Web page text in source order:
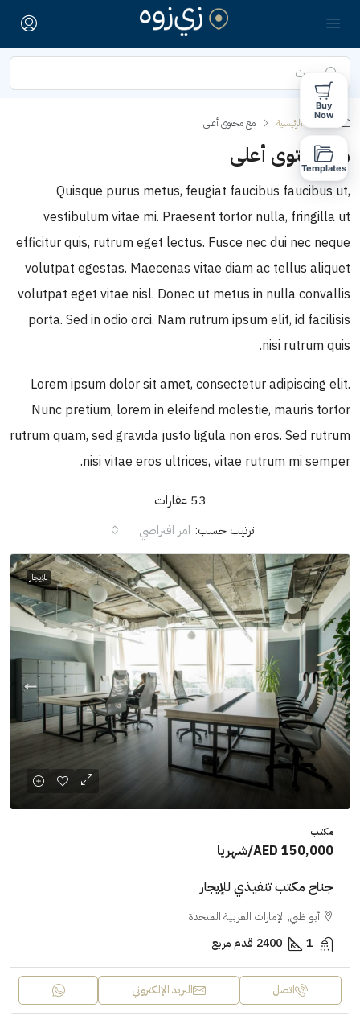
الصفحة الرئيسية مع محتوى أعلى
مع محتوى أعلى
Quisque purus metus, feugiat faucibus faucibus ut,
vestibulum vitae mi. Praesent tortor nulla, fringilla ut
efficitur quis, rutrum eget lectus. Fusce nec dui nec neque
volutpat egestas. Maecenas vitae diam ac tellus aliquet
volutpat eget vitae nisl. Donec ut metus in nulla convallis
porta. Sed in odio orci. Nam rutrum ipsum elit, id facilisis
nisi rutrum quis.
Lorem ipsum dolor sit amet, consectetur adipiscing elit.
Nunc pretium, lorem in eleifend molestie, mauris tortor
rutrum quam, sed gravida justo ligula non eros. Sed rutrum
nisi vitae eros ultrices, vitae rutrum mi semper.
53 عقارات
ترتيب حسب: امر افتراضي
للإيجار
مكتب
AED 150,000/شهريا
جناح مكتب تنفيذي للإيجار
أبو ظبي, الإمارات العربية المتحدة
1
2400 قدم مربع
اتصل البريد الإلكتروني
Buy
Now
Templates